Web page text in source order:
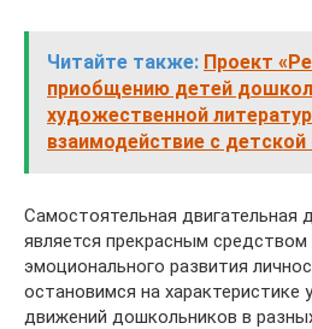
Читайте также: Проект
приобщению детей
художественной
взаимодействие с
Самостоятельная двигательная
является прекрасным средством
эмоционального развития
остановимся на характеристике
движений дошкольников в